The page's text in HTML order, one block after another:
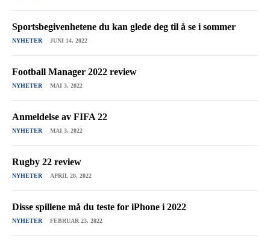
Sportsbegivenhetene du kan glede deg til å se i sommer
NYHETER JUNI 14, 2022
Football Manager 2022 review
NYHETER MAI 3, 2022
Anmeldelse av FIFA 22
NYHETER MAI 3, 2022
Rugby 22 review
NYHETER APRIL 28, 2022
Disse spillene må du teste for iPhone i 2022
NYHETER FEBRUAR 23, 2022